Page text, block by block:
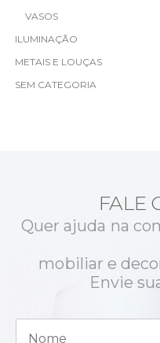
VASOS
ILUMINAÇÃO
METAIS E LOUÇAS
SEM CATEGORIA
FALE
Quer ajuda na
mobiliar e
Envie